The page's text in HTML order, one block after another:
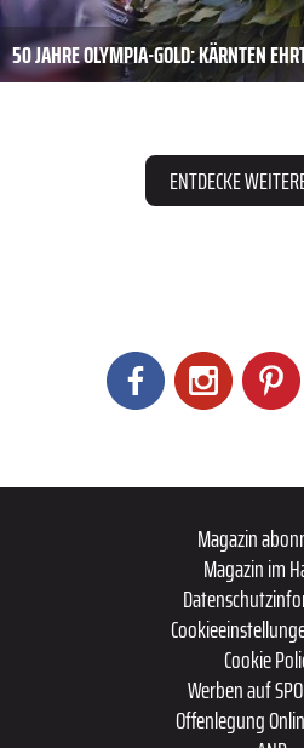
50 JAHRE OLYMPIA-GOLD: KÄRNTEN
ENTDECKE
Magazin
Magazin im
Cookie
Werben auf
Offenlegung